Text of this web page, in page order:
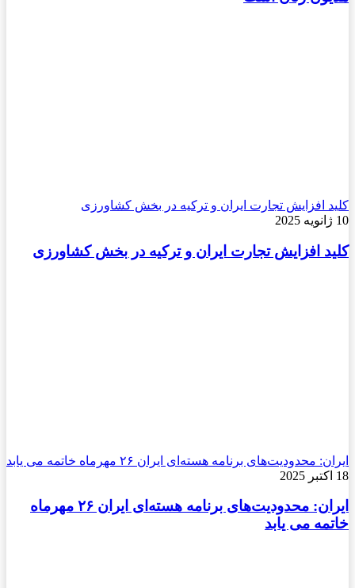
کلید افزایش تجارت ایران و ترکیه در بخش کشاورزی
10 ژانویه 2025
کلید افزایش تجارت ایران و ترکیه در بخش کشاورزی
ایران: محدودیت‌های برنامه هسته‌ای ایران ۲۶ مهرماه خاتمه می یابد
18 اکتبر 2025
ایران: محدودیت‌های برنامه هسته‌ای ایران ۲۶ مهرماه
خاتمه می یابد